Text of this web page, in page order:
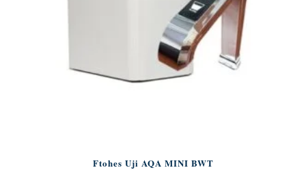
Ftohes Uji AQA MINI BWT